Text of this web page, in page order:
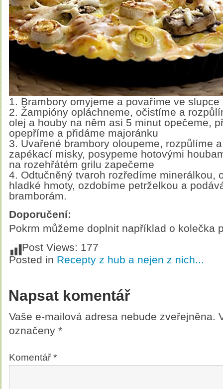
1. Brambory omyjeme a povaříme ve slupce
2. Žampióny opláchneme, očistíme a
olej a houby na něm asi 5 minut opečeme,
opepříme a přidáme majoránku
3. Uvařené brambory oloupeme, rozpůlíme
zapékací misky, posypeme hotovými
na rozehřátém grilu zapečeme
4. Odtučněný tvaroh rozředíme minerálkou,
hladké hmoty, ozdobíme petrželkou a
bramborám.
Doporučení:
Pokrm můžeme doplnit například o kolečka
Post Views: 177
Posted in Recepty z hub a nejen z nich...
Napsat komentář
Vaše e-mailová adresa nebude zveřejněna.
označeny *
Komentář*